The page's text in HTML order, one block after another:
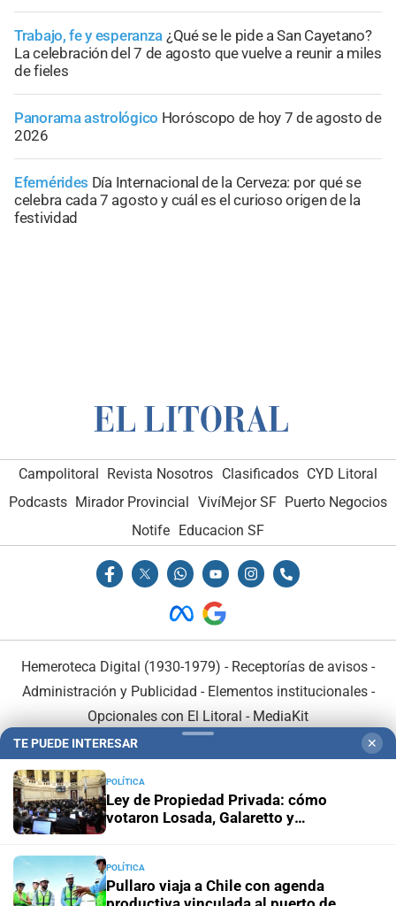
Trabajo, fe y esperanza ¿Qué se le pide a San Cayetano?
La celebración del 7 de agosto que vuelve a reunir a miles
de fieles
Panorama astrológico Horóscopo de hoy 7 de agosto de
2026
Efemérides Día Internacional de la Cerveza: por qué se
celebra cada 7 agosto y cuál es el curioso origen de la
festividad
Campolitoral Revista Nosotros Clasificados CYD Litoral
Podcasts Mirador Provincial VivíMejor SF Puerto Negocios
Notife
Educacion SF
Hemeroteca Digital (1930-1979) - Receptorías de avisos -
Administración y Publicidad - Elementos institucionales-
Opcionales con El Litoral - MediaKit
En Asociación con:
TE PUEDE INTERESAR ✕
POLÍTICA
Ley de Propiedad Privada: cómo
votaron Losada, Galaretto y
POLÍTICA
Pullaro viaja a Chile con agenda